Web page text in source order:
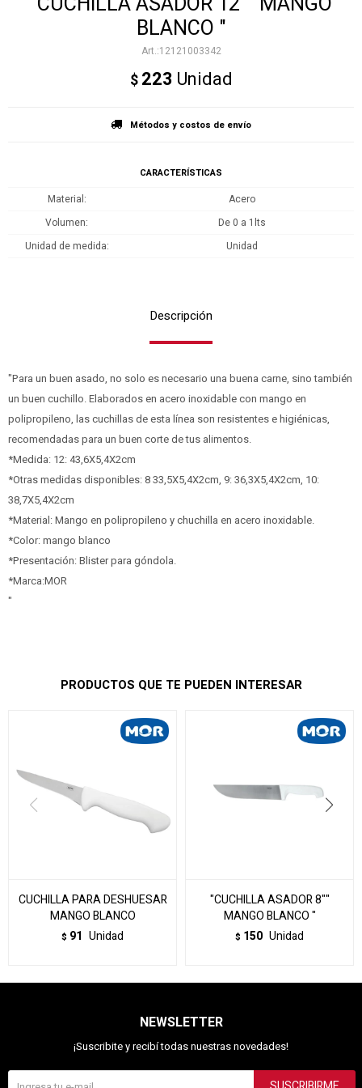
BLANCO "
12121003342
$ 223 Unidad
Métodos y costos de envío
CARACTERÍSTICAS
Material
Acero
Volumen
De 0 a 1lts
Unidad de medida
Unidad
Descripción
"Para un buen asado, no solo es necesario una buena carne, sino también
un buen cuchillo. Elaborados en acero inoxidable con mango en
polipropileno, las cuchillas de esta línea son resistentes e higiénicas,
recomendadas para un buen corte de tus alimentos.
*Medida: 12: 43,6X5,4X2cm
*Otras medidas disponibles: 8 33,5X5,4X2cm, 9: 36,3X5,4X2cm, 10:
38,7X5,4X2cm
*Material: Mango en polipropileno y chuchilla en acero inoxidable.
*Color: mango blanco
*Presentación: Blister para góndola.
*Marca:MOR
"
PRODUCTOS QUE TE PUEDEN INTERESAR
CUCHILLA PARA DESHUESAR
MANGO BLANCO
$ 91 Unidad
"CUCHILLA ASADOR 8""
MANGO BLANCO "
$ 150 Unidad
NEWSLETTER
¡Suscribite y recibí todas nuestras novedades!